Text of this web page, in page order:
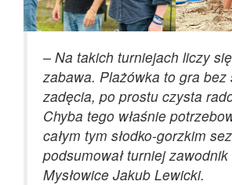
– Na takich turniejach liczy
zabawa. Plażówka to gra bez
zadęcia, po prostu czysta
Chyba tego właśnie
całym tym słodko-gorzkim
podsumował turniej
Mysłowice Jakub Lewicki.